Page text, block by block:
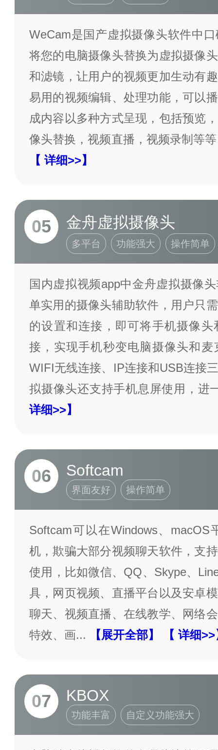
WeCam是国产虚拟摄像头软件中
将您的电脑摄像头替换为虚拟摄像
和滤镜，让用户的视频更加生动有
易用的视频编辑、处理功能，可以
成内容以多种方式呈现，包括预览
像头替换，视频直播，视频录制等
【 详细>>】
05 金舟虚拟摄像头
多平台 功能强大 操作简单
国内虚拟视频app中金舟虚拟摄像
单实用的摄像头辅助软件，用户只
的设置和连接，即可将手机摄像
接，实现手机秒变电脑摄像头和
WIFI无线连接、IP连接和USB连接
拟摄像头还支持手机息屏使用，进
详细>>】
06 Softcam
界面友好 操作简单
Softcam可以在Windows、
机，欺骗大部分视频聊天软件，支
使用，比如微信、QQ、Skype、
具，网页视频、直播平台以及安卓
聊天、视频直播、在线教学、网络
特效、画... 【展开全部】 【 详细
07 KBOX
功能丰富 自定义功能强大